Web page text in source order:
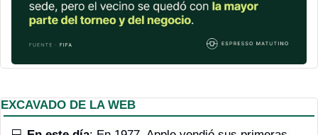
EXCAVADO DE LA WEB